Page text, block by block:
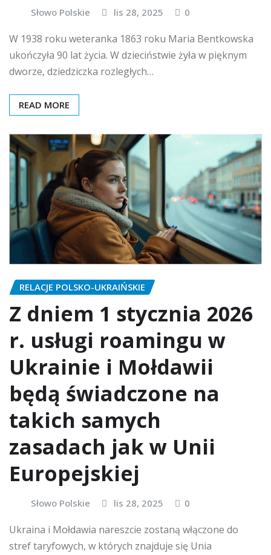
Słowo Polskie lis 28, 2025 0
W 1938 roku weteranka 1863 гoku Maria Bentkowska
ukończyła 90 lat życia. W dzieciństwie żyła w pięknym
dworze, dziedziczka rozległych…
READ MORE
RELACJE POLSKO-UKRAIŃSKIE
Z dniem 1 stycznia 2026
r. usługi roamingu w
Ukrainie i Mołdawii
będą świadczone na
takich samych
zasadach jak w Unii
Europejskiej
Słowo Polskie lis 28, 2025 0
Ukraina i Mołdawia nareszcie zostaną włączone do
stref taryfowych, w których znajduje się Unia